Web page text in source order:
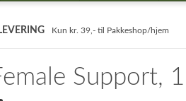
Kun kr. 39,- til Pakkeshop/hjem
Support,